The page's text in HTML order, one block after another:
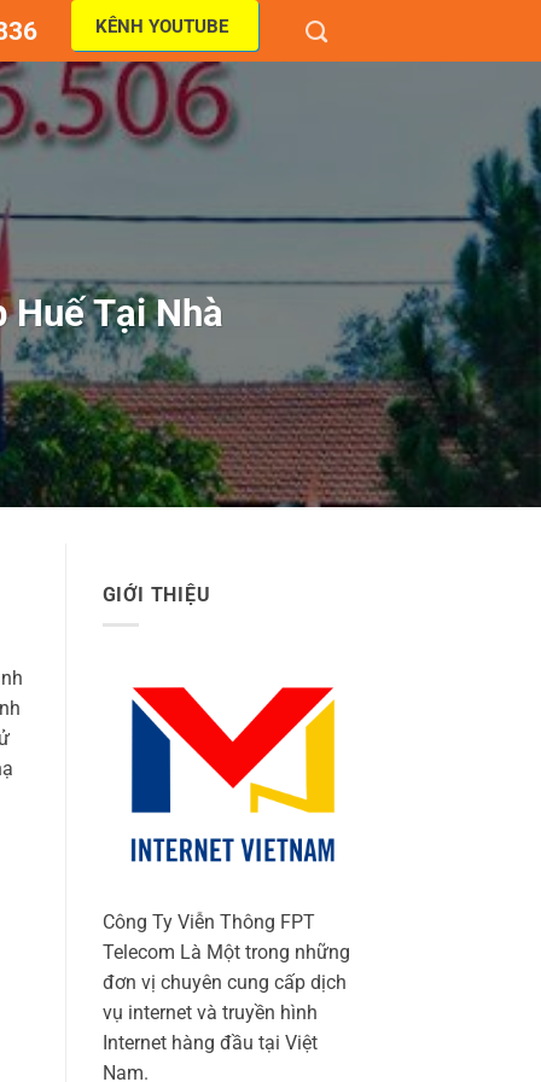
KÊNH YOUTUBE
Huế Tại Nhà
GIỚI THIỆU
Công Ty Viễn Thông FPT
Telecom Là Một trong những
đơn vị chuyên cung cấp dịch
vụ internet và truyền hình
Internet hàng đầu tại Việt
Nam.